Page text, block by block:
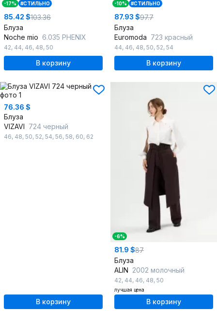
-17% #СТИЛЬНО
85.42 $103.36
Блуза
Noche mio 6.035 PHENIX
42, 44, 46, 48, 50
В корзину
-10% #СТИЛЬНО
87.93 $97.7
Блуза
Euromoda 723 красный
44, 46, 48, 50, 52, 54
В корзину
76.36 $
Блуза
VIZAVI 724 черный
46, 48, 50, 52, 54, 56, 58, 60, 62
В корзину
-6%
81.9 $87
Блуза
ALIN 2002 молочный
42, 44, 46, 48, 50
лучшая цена
В корзину